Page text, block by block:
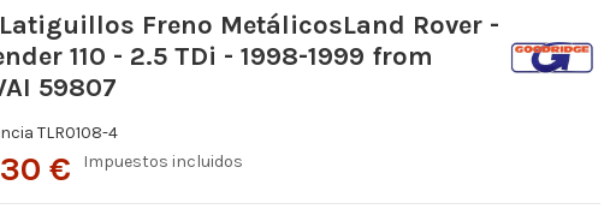
Freno MetálicosLand Rover -
110 - 2.5 TDi - 1998-1999 from
59807
TLR0108-4
€ Impuestos incluidos